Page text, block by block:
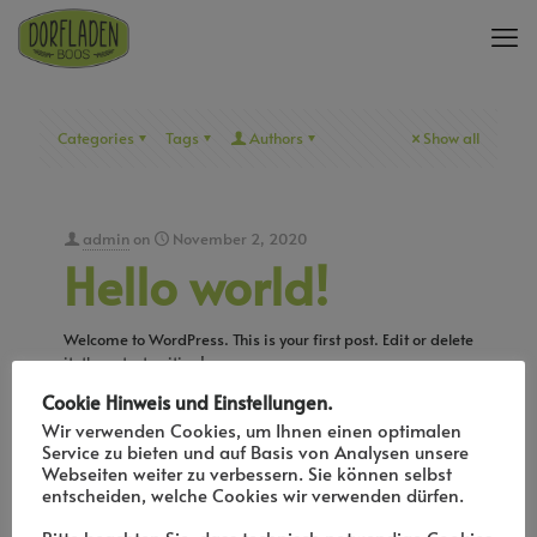
Categories Tags Authors Show all
admin on November 2, 2020
Hello world!
Welcome to WordPress. This is your first post. Edit or delete
it, then start writing!
0 1 Read more
adminon März 31, 2020
Cookie Hinweis und Einstellungen.
Wir verwenden Cookies, um Ihnen einen optimalen
Service zu bieten und auf Basis von Analysen unsere
Webseiten weiter zu verbessern. Sie können selbst
entscheiden, welche Cookies wir verwenden dürfen.